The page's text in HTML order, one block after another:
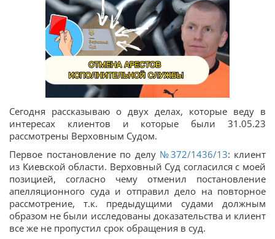
Сегодня рассказываю о двух делах, которые веду в
интересах клиентов и которые были 31.05.23
рассмотрены Верховным Судом.
Первое постановление по делу №372/1436/13: клиент
из Киевской области. Верховный Суд согласился с моей
позицией, согласно чему отменил постановление
апелляционного суда и отправил дело на повторное
рассмотрение, т.к. предыдущими судами должным
образом не были исследованы доказательства и клиент
все же не пропустил срок обращения в суд.